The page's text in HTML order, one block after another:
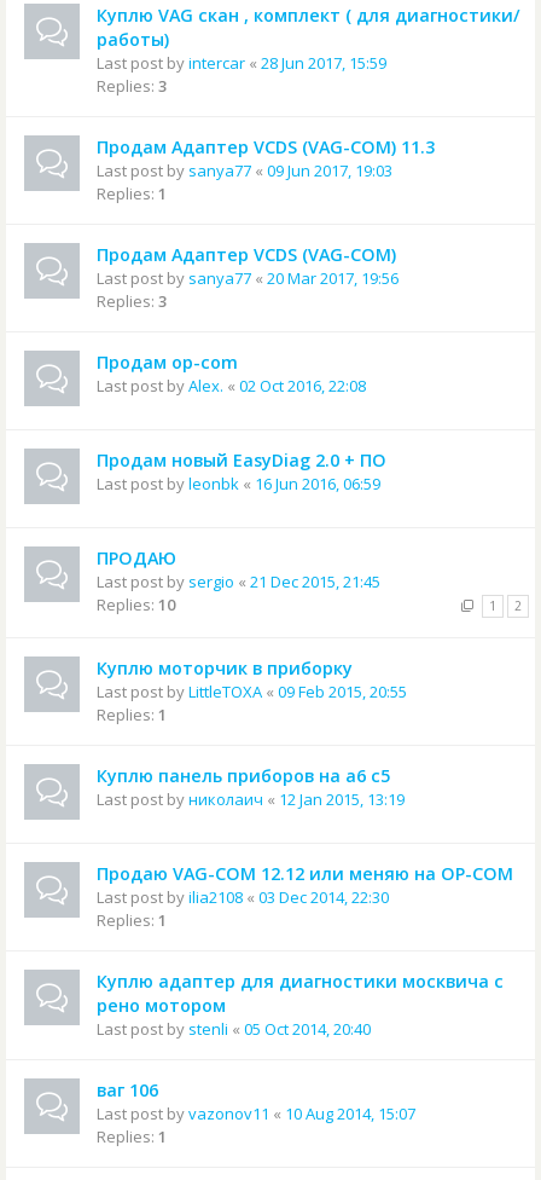
Куплю VAG скан , комплект ( для диагностики/
работы)
Last post byintercar « 28 Jun 2017, 15:59
Replies: 3
Продам Адаптер VCDS (VAG-COM) 11.3
Last post by sanya77 « 09 Jun 2017, 19:03
Replies: 1
Продам Адаптер VCDS (VAG-COM)
Last post by sanya77 « 20 Mar 2017, 19:56
Replies: 3
Продам op-com
Last post byAlex. « 02 Oct 2016, 22:08
Продам новый EasyDiag 2.0 + ПО
Last post byleonbk « 16 Jun 2016, 06:59
ПРОДАЮ
Last post by sergio « 21 Dec 2015, 21:45
Replies: 10 1 2
Куплю моторчик в приборку
Last post byLittleTOXA « 09 Feb 2015, 20:55
Replies: 1
Куплю панель приборов на а6 с5
Last post byниколаич « 12 Jan 2015, 13:19
Продаю VAG-COM 12.12 или меняю на OP-COM
Last post byilia2108 « 03 Dec 2014, 22:30
Replies: 1
Куплю адаптер для диагностики москвича с
рено мотором
Last post by stenli « 05 Oct 2014, 20:40
ваг 106
Last post byvazonov11 « 10 Aug 2014, 15:07
Replies: 1